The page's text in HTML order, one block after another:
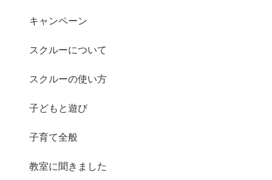
キャンペーン
スクルーについて
スクルーの使い方
子どもと遊び
子育て全般
教室に聞きました